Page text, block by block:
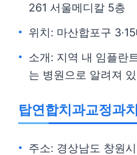
261 서울메디칼 5층
위치: 마산합포구
소개: 지역 내 임플란
는 병원으로 알려져
탑연합치과교정과
주소: 경상남도 창원